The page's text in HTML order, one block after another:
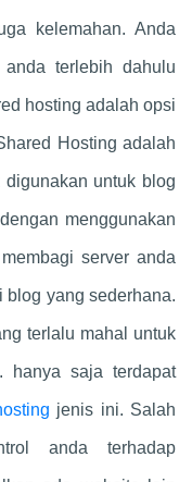
kelemahan. Anda
terlebih dahulu
hosting adalah opsi
Hosting adalah
untuk blog
menggunakan
server anda
yang sederhana.
terlalu mahal untuk
hanya saja terdapat
jenis ini. Salah
anda terhadap